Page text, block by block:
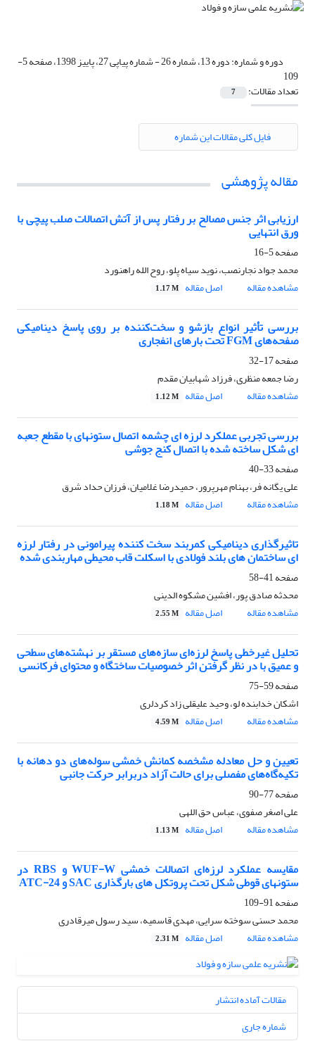
دوره و شماره: دوره 13، شماره 26 - شماره پیاپی 27، پاییز 1398، صفحه 5-
109
تعداد مقالات: 7
فایل کلی مقالات این شماره
مقاله پژوهشی
ارزیابی اثر جنس مصالح بر رفتار پس از آتش اتصالات صلب پیچی با
ورق انتهایی
صفحه5-16
محمد جواد نجارنصب، نوید سیاه پلو، روح الله راهنورد
مشاهده مقاله
اصل مقاله 1.17 M
بررسی تأثیر انواع بازشو و سخت‌کننده بر روی پاسخ دینامیکی
صفحه‌های FGM تحت بارهای انفجاری
صفحه17-32
رضا جمعه منظری، فرزاد شهابیان مقدم
مشاهده مقاله
اصل مقاله 1.12 M
بررسی تجربی عملکرد لرزه ای چشمه اتصال ستونهای با مقطع جعبه
ای شکل ساخته شده با اتصال کنج جوشی
صفحه33-40
علی یگانه فر، بهنام مهرپرور، حمیدرضا غلامیان، فرزان حداد شرق
مشاهده مقاله
اصل مقاله 1.18 M
تاثیرگذاری دینامیکی کمربند سخت کننده پیرامونی در رفتار لرزه
ای ساختمان های بلند فولادی با اسکلت قاب محیطی مهاربندی شده
صفحه41-58
محدثه صادق پور، افشین مشکوه الدینی
مشاهده مقاله
اصل مقاله 2.55 M
تحلیل غیرخطی پاسخ لرزه‌ای سازه‌های مستقر بر نهشته‌های سطحی
و عمیق با در نظر گرفتن اثر خصوصیات ساختگاه و محتوای فرکانسی
صفحه59-75
اشکان خدابنده لو، وحید علیقلی زاد کردلری
مشاهده مقاله
اصل مقاله 4.59 M
تعیین و حل معادله مشخصه کمانش خمشی سوله‌های دو دهانه با
تکیه‌گاه‌های مفصلی برای حالت آزاد دربرابر حرکت جانبی
صفحه77-90
علی اصغر صفوی، عباس حق اللهی
مشاهده مقاله
اصل مقاله 1.13 M
مقایسه عملکرد لرزه‌ای اتصالات خمشی WUF-W و RBS در
ستونهای قوطی شکل تحت پروتکل های بارگذاری SAC و ATC-24
صفحه91-109
محمد حسنی سوخته سرایی، مهدی قاسمیه، سید رسول میرقادری
مشاهده مقاله
اصل مقاله 2.31 M
مقالات آماده انتشار
شماره جاری